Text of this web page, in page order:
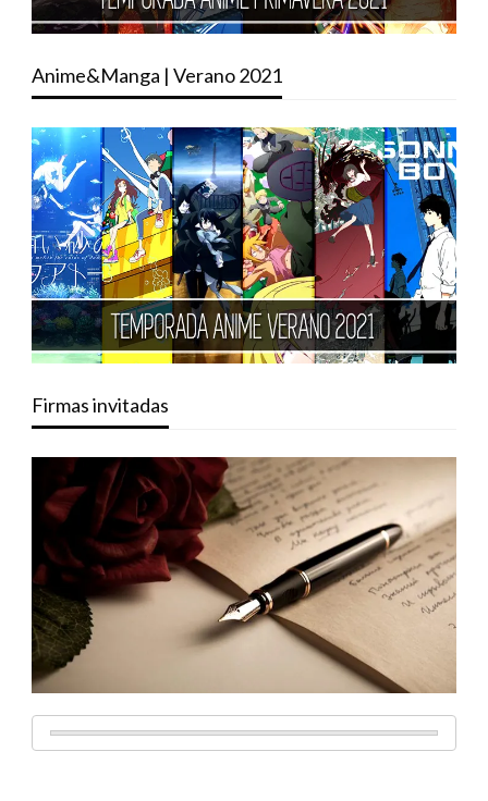
Anime&Manga | Verano 2021
Firmas invitadas